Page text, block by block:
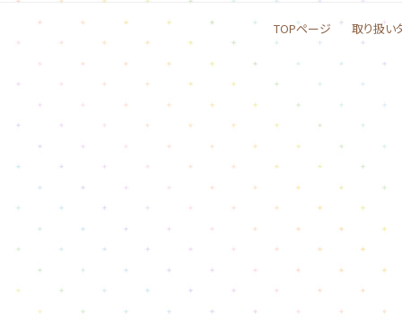
TOPページ 取り扱い